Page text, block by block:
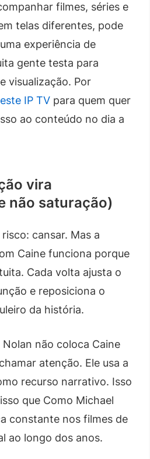
filmes, séries e
telas diferentes, pode
experiência de
gente testa para
visualização. Por
IP TV para quem quer
ao conteúdo no dia a
vira
não saturação)
cansar. Mas a
Caine funciona porque
Cada volta ajusta o
e reposiciona o
da história.
não coloca Caine
atenção. Ele usa a
recurso narrativo. Isso
que Como Michael
constante nos filmes de
ao longo dos anos.